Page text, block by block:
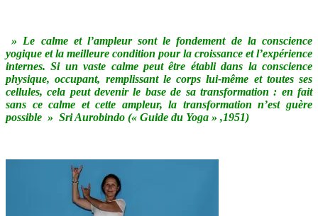
» Le calme et l’ampleur sont le fondement de la conscience
yogique et la meilleure condition pour la croissance et l’expérience
internes. Si un vaste calme peut être établi dans la conscience
physique, occupant, remplissant le corps lui-même et toutes ses
cellules, cela peut devenir le base de sa transformation : en fait
sans ce calme et cette ampleur, la transformation n’est guère
possible » Sri Aurobindo (« Guide du Yoga » ,1951)